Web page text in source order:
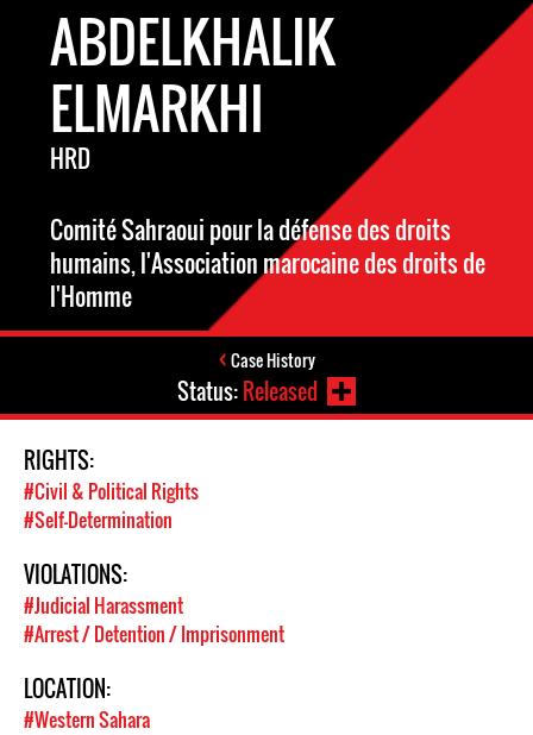
ABDELKHALIK
ELMARKHI
HRD
Comité Sahraoui pour la défense des droits
humains, l'Association marocaine des droits de
l'Homme
Case History
Status:Released
RIGHTS:
#Civil & Political Rights
#Self-Determination
VIOLATIONS:
#Judicial Harassment
#Arrest / Detention / Imprisonment
LOCATION:
#Western Sahara